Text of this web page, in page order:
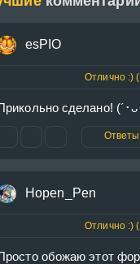
Hopen_Pen
Отлично :)
обожаю этот
esPIO
Отлично :)
сделано! (´･ᴗ